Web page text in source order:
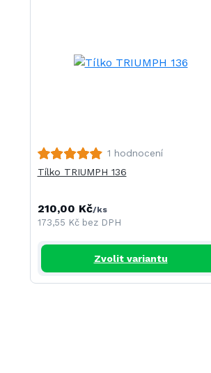
1 hodnocení
Tílko TRIUMPH 136
210,00 Kč/ks
173,55 Kč bez DPH
Zvolit variantu